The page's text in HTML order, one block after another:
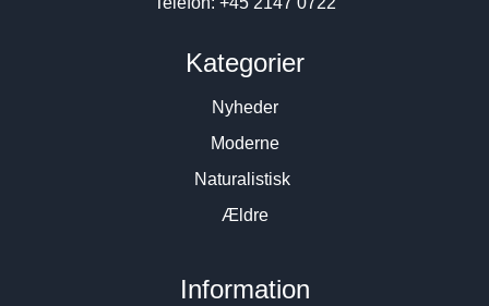
Kategorier
Nyheder
Moderne
Naturalistisk
Ældre
Information